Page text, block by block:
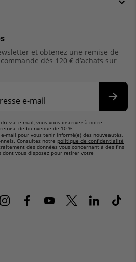
et obtenez une remise de
dès 120 € d’achats sur
e-mail, vous vous inscrivez à notre
de bienvenue de 10 %.
mail pour vous tenir informé(e) des nouveautés,
Consultez notre politique de confidentialité
des données vous concernant à des fins
dont vous disposez pour retirer votre